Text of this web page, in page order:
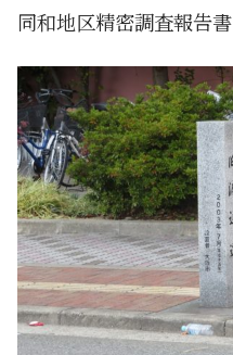
同和地区精密調査報告